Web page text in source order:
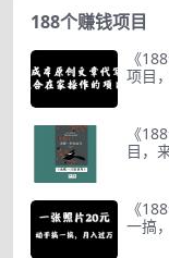
188个赚钱项目
《
项目
《
目，
《
一搞